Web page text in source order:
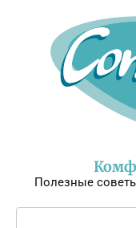
Полезные
Поиск: